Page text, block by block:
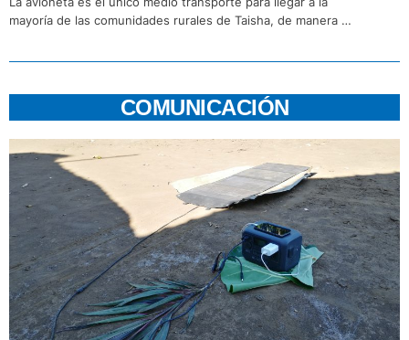
mayoría de las comunidades rurales de Taisha, de manera …
COMUNICACIÓN